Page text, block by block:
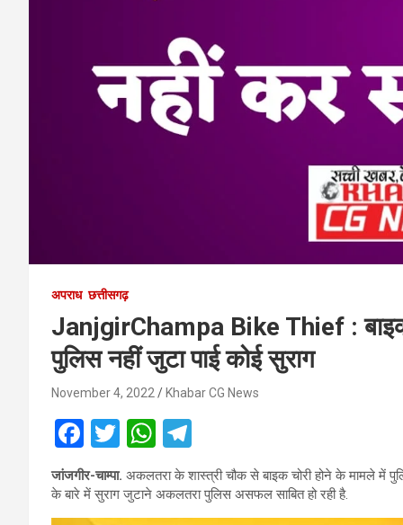
अपराध छत्तीसगढ़
JanjgirChampa Bike Thief : बाइक
पुलिस नहीं जुटा पाई कोई सुराग
November 4, 2022 Khabar CG News
F
a
ce
T
wi
tt
W
h
at
el
e
जांजगीर-चाम्पा. अकलतरा के शास्त्री चौक से बाइक चोरी होने के मामले में
के बारे में सुराग जुटाने अकलतरा पुलिस असफल साबित हो रही है.